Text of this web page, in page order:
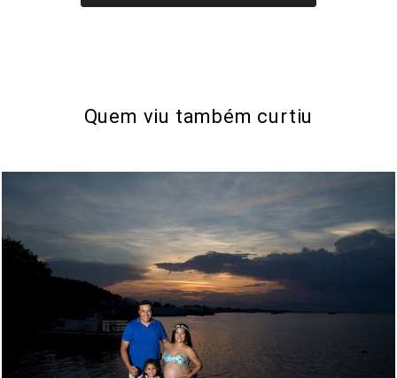
Quem viu também curtiu
975